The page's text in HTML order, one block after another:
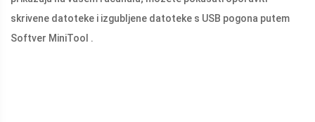
skrivene datoteke i izgubljene datoteke s USB pogona putem
Softver MiniTool .